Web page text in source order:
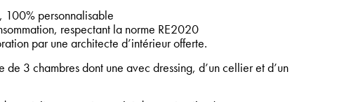
100% personnalisable
respectant la norme RE2020
par une architecte d’intérieur offerte.
de 3 chambres dont une avec dressing, d’un cellier et d’un